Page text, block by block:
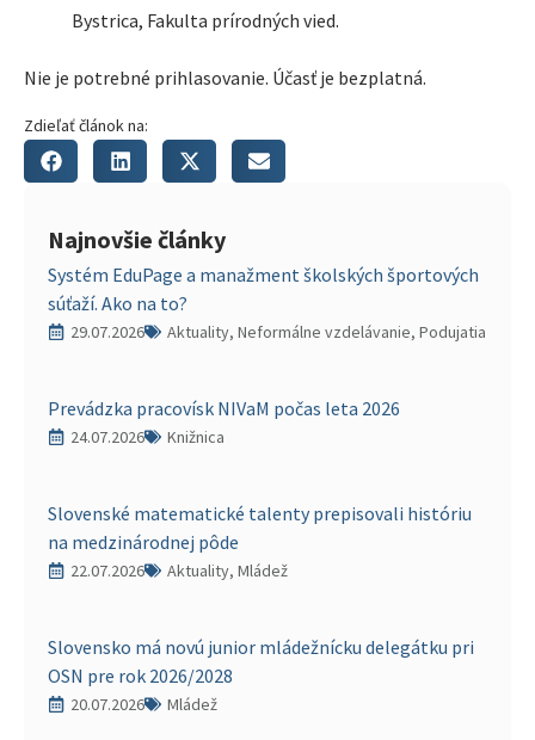
Bystrica, Fakulta prírodných vied.
Nie je potrebné prihlasovanie. Účasť je bezplatná.
Zdieľať článok na:
Najnovšie články
Systém EduPage a manažment školských športových
súťaží. Ako na to?
29.07.2026 Aktuality, Neformálne vzdelávanie, Podujatia
Prevádzka pracovísk NIVaM počas leta 2026
24.07.2026 Knižnica
Slovenské matematické talenty prepisovali históriu
na medzinárodnej pôde
22.07.2026 Aktuality, Mládež
Slovensko má novú junior mládežnícku delegátku pri
OSN pre rok 2026/2028
20.07.2026 Mládež